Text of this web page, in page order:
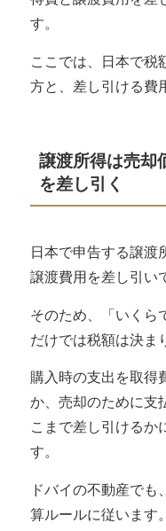
す。
ここでは、日本で税
方と、差し引ける費
譲渡所得は売却
を差し引く
日本で申告する譲渡
譲渡費用を差し引い
そのため、「いくら
だけでは税額は決ま
購入時の支出を取得
か、売却のために支
こまで差し引けるか
す。
ドバイの不動産でも
算ルールに従います。